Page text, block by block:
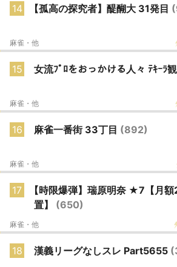
14 【孤高の探究者】醍醐大 31発目
麻雀・他
15 女流ﾌﾟﾛをおっかける人々 ﾃｷｰﾗ
麻雀・他
16 麻雀一番街 33丁目 (892)
麻雀・他
17
【時限爆弾】瑞原明奈 ★7【月
置】 (650)
麻雀・他
18 漢義リーグなしスレ Part5655